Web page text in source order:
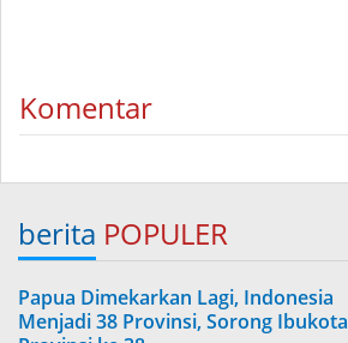
Komentar
berita POPULER
Papua Dimekarkan Lagi, Indonesia
Menjadi 38 Provinsi, Sorong Ibukota